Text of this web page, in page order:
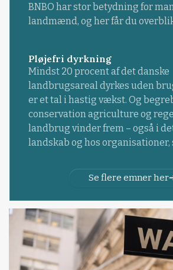
BNBO har stor betydning for
landmænd, og her får du overblik
Pløjefri dyrkning
Mindst 20 procent af det danske
landbrugsareal dyrkes uden
er et tal i hastig vækst. Og
conservation agriculture og
landbrug vinder frem – også i
landskab og hos organisationer,
Se flere emner her